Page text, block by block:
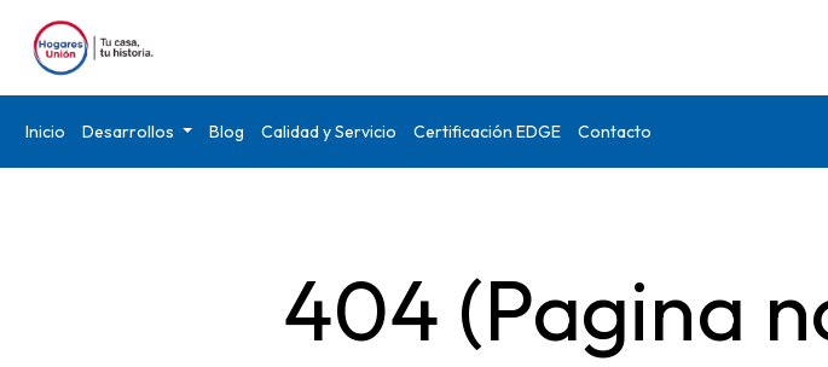
Inicio Desarrollos Blog Calidad y Servicio Certificación EDGE Contacto
404 (Pagina